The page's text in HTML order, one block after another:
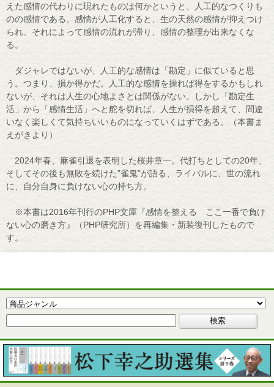
えた感情の代わりに現れたものは何かというと、人工的なつくりも
のの感情である。感情が人工化すると、生の天然の感情が抑えつけ
られ、それによって感情の流れが滞り、感情の整理が出来なくな
る。
ダジャレではないが、人工的な感情は「勘定」に似ていると思
う。つまり、損か得かだ。人工的な感情を操れば得をするかもしれ
ないが、それは人生の心地よさとは関係がない。しかし「勘定生
活」から「感情生活」へと舵を切れば、人生が損得を超えて、間違
いなく楽しくて気持ちいいものになっていくはずである。（本書ま
えがきより）
2024年春、麻雀引退を表明した桜井章一。代打ちとしての20年、
そしてその後も無敗を続けた”雀鬼”が語る、ライバルに、世の流れ
に、自分自身に負けない心の持ち方。
※本書は2016年刊行のPHP文庫『感情を整える ここ一番で負け
ない心の磨き方』（PHP研究所）を再編集・新装復刊したもので
す。